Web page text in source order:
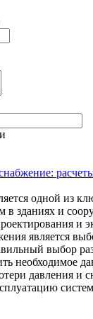
одной из
в зданиях и
и
является
выбор
необходимое
давления и